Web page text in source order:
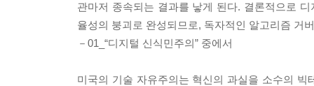
관마저 종속되는 결과를 낳게 된다. 결론적으로
율성의 붕괴로 완성되므로, 독자적인 알고리즘 거
－01_“디지털 신식민주의” 중에서
미국의 기술 자유주의는 혁신의 과실을 소수의